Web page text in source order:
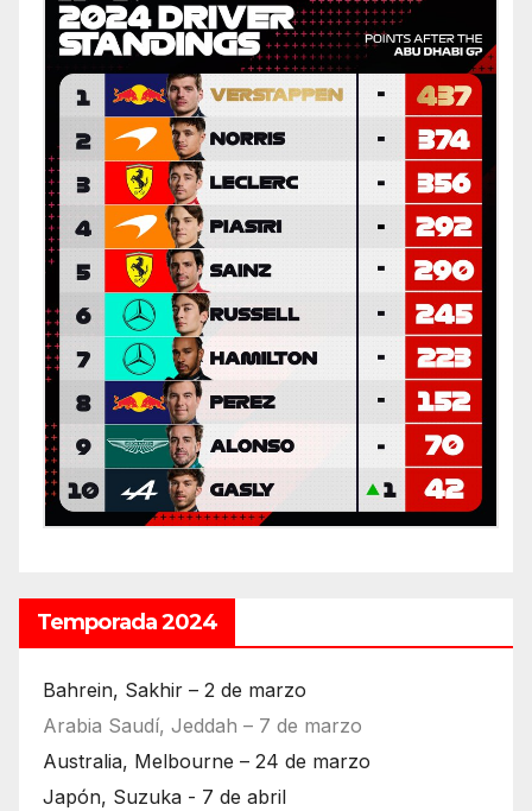
Temporada 2024
Bahrein, Sakhir – 2 de marzo
Arabia Saudí, Jeddah – 7 de marzo
Australia, Melbourne – 24 de marzo
Japón, Suzuka - 7 de abril